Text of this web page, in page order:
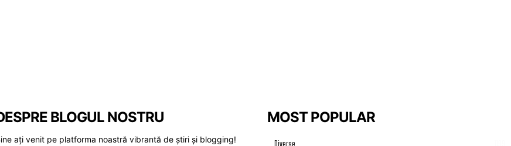
BLOGUL NOSTRU
ați venit pe platforma noastră vibrantă de știri și blogging!
MOST POPULAR
Diverse